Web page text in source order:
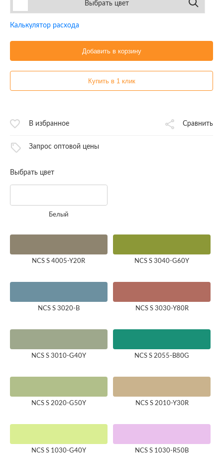
Выбрать цвет
Калькулятор расхода
Добавить в корзину
Купить в 1 клик
В избранное Сравнить
Запрос оптовой цены
Выбрать цвет
Белый
NCS S 4005-Y20R NCS S 3040-G60Y
NCS S 3020-B NCS S 3030-Y80R
NCS S 3010-G40Y NCS S 2055-B80G
NCS S 2020-G50Y NCS S 2010-Y30R
NCS S 1030-G40Y NCS S 1030-R50B